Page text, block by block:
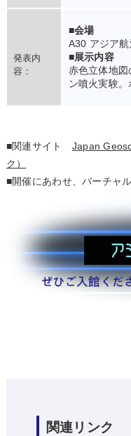
発表内
容：
■会場
A30 アジア
■展示内容
赤色立体地
ン噴火実験。
■関連サイト Japan
ク）
■開催にあわせ、バーチャ
関連リンク